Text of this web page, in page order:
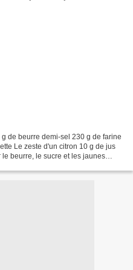
de beurre demi-sel 230 g de farine
Le zeste d'un citron 10 g de jus
beurre, le sucre et les jaunes